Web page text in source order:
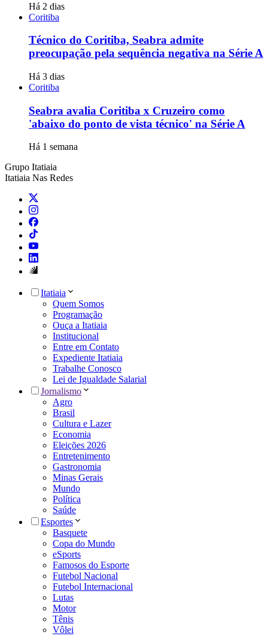
Há 2 dias
Coritiba
Técnico do Coritiba, Seabra admite
preocupação pela sequência negativa na Série A
Há 3 dias
Coritiba
Seabra avalia Coritiba x Cruzeiro como
'abaixo do ponto de vista técnico' na Série A
Há 1 semana
Grupo Itatiaia
Itatiaia Nas Redes
Itatiaia
Quem Somos
Programação
Ouça a Itatiaia
Institucional
Entre em Contato
Expediente Itatiaia
Trabalhe Conosco
Lei de Igualdade Salarial
Jornalismo
Agro
Brasil
Cultura e Lazer
Economia
Eleições 2026
Entretenimento
Gastronomia
Minas Gerais
Mundo
Política
Saúde
Esportes
Basquete
Copa do Mundo
eSports
Famosos do Esporte
Futebol Nacional
Futebol Internacional
Lutas
Motor
Tênis
Vôlei